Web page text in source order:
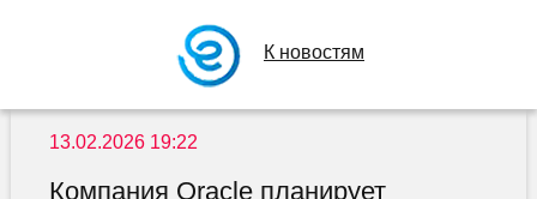
К новостям
13.02.2026 19:22
Компания Oracle планирует